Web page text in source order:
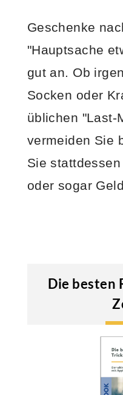
Geschenke
"Hauptsache
gut an. Ob
Socken oder
üblichen "Last-
vermeiden Sie
Sie
oder sogar